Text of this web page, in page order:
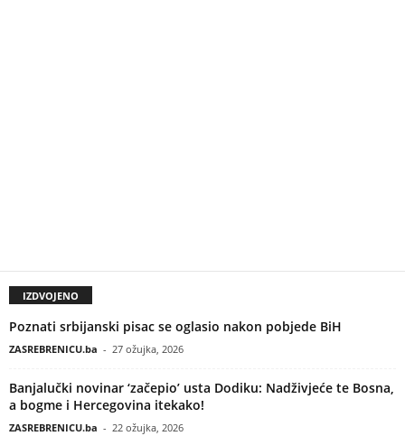
IZDVOJENO
Poznati srbijanski pisac se oglasio nakon pobjede BiH
ZASREBRENICU.ba - 27 ožujka, 2026
Banjalučki novinar ‘začepio’ usta Dodiku: Nadživjeće te Bosna,
a bogme i Hercegovina itekako!
ZASREBRENICU.ba - 22 ožujka, 2026